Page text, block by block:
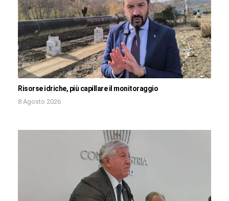
Risorse idriche, più capillare il monitoraggio
8 Agosto 2026